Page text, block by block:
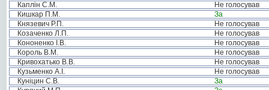
Каплін С.М.
Не голосував
Кишкар П.М.
За
Князевич Р.П.
Не голосував
Козаченко Л.П.
Не голосував
Кононенко І.В.
Не голосував
Король В.М.
Не голосував
Кривохатько В.В.
Не голосував
Кузьменко А.І.
Не голосував
Куніцин С.В.
За